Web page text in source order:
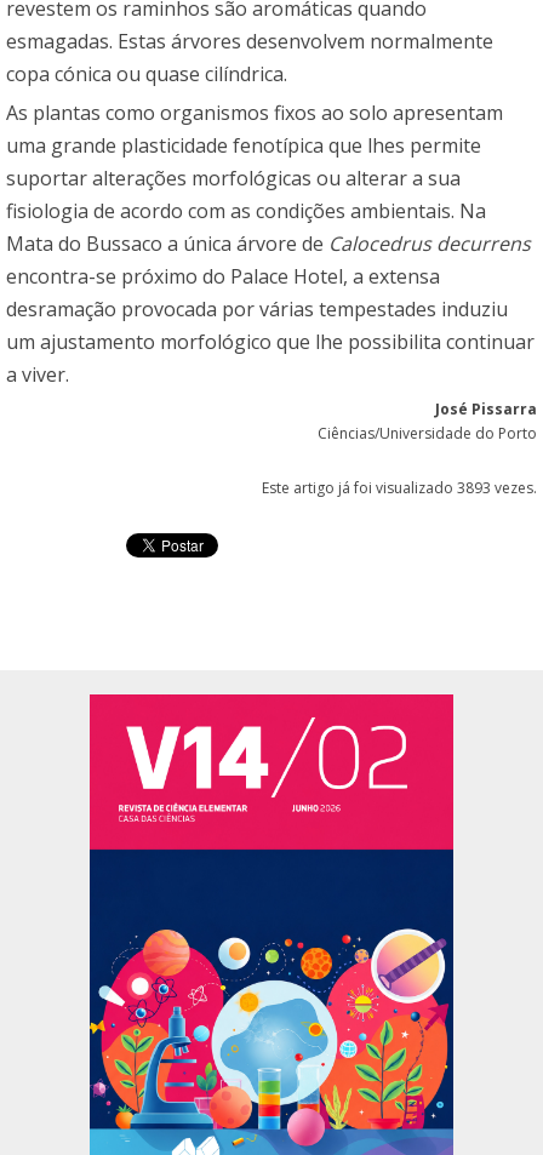
revestem os raminhos são aromáticas quando
esmagadas. Estas árvores desenvolvem normalmente
copa cónica ou quase cilíndrica.
As plantas como organismos fixos ao solo apresentam
uma grande plasticidade fenotípica que lhes permite
suportar alterações morfológicas ou alterar a sua
fisiologia de acordo com as condições ambientais. Na
Mata do Bussaco a única árvore de Calocedrus decurrens
encontra-se próximo do Palace Hotel, a extensa
desramação provocada por várias tempestades induziu
um ajustamento morfológico que lhe possibilita continuar
a viver.
José Pissarra
Ciências/Universidade do Porto
Este artigo já foi visualizado 3893 vezes.